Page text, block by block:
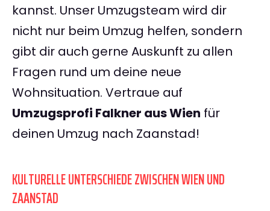
kannst. Unser Umzugsteam wird dir
nicht nur beim Umzug helfen, sondern
gibt dir auch gerne Auskunft zu allen
Fragen rund um deine neue
Wohnsituation. Vertraue auf
Umzugsprofi Falkner aus Wien für
deinen Umzug nach Zaanstad!
KULTURELLE UNTERSCHIEDE ZWISCHEN WIEN UND
ZAANSTAD